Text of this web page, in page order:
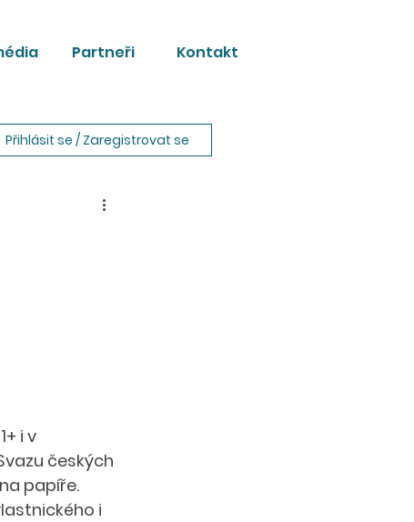
Partneři Kontakt
Přihlásit se / Zaregistrovat se
i v
českých
papíře.
i